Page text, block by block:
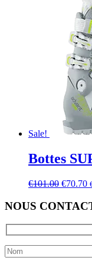
Sale!
Bottes
€101.00 €70.70
NOUS